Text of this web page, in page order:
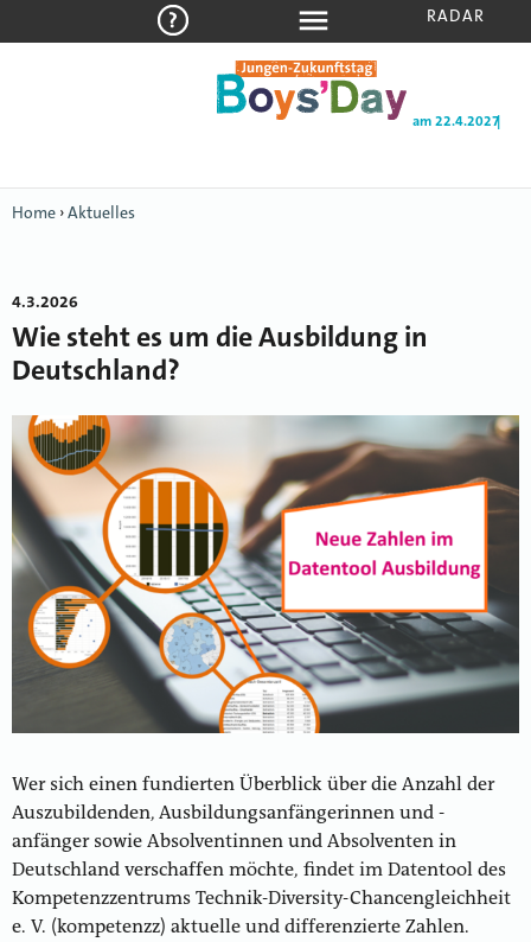
am 22.4.2027
RADAR
Home ›Aktuelles
4.3.2026
Wie steht es um die Ausbildung in
Deutschland?
Wer sich einen fundierten Überblick über die Anzahl der
Auszubildenden, Ausbildungsanfängerinnen und -
anfänger sowie Absolventinnen und Absolventen in
Deutschland verschaffen möchte, findet im Datentool des
Kompetenzzentrums Technik-Diversity-Chancengleichheit
e. V. (kompetenzz) aktuelle und differenzierte Zahlen.